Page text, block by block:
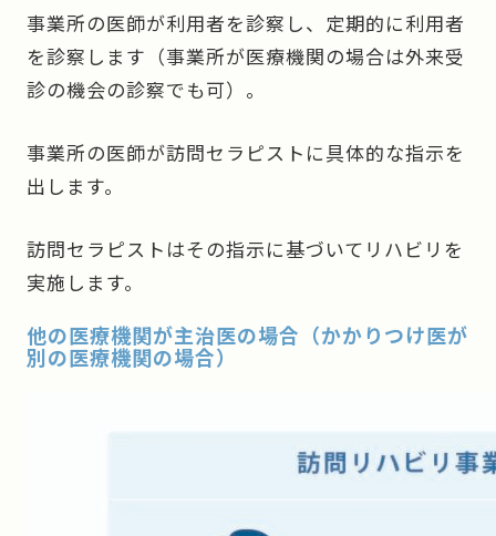
事業所の医師が利用者を診察し、定期的に利用者
を診察します（事業所が医療機関の場合は外来受
診の機会の診察でも可）。
事業所の医師が訪問セラピストに具体的な指示を
出します。
訪問セラピストはその指示に基づいてリハビリを
実施します。
他の医療機関が主治医の場合（かかりつけ医が
別の医療機関の場合）